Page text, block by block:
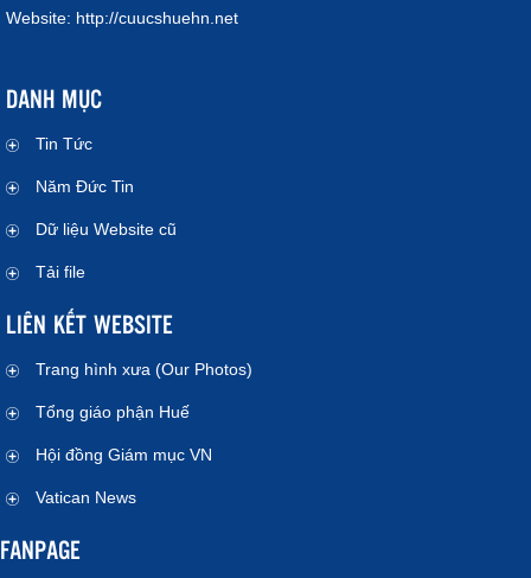
Website: http://cuucshuehn.net
DANH MỤC
Tin Tức
Năm Đức Tin
Dữ liệu Website cũ
Tải file
LIÊN KẾT WEBSITE
Trang hình xưa (Our Photos)
Tổng giáo phận Huế
Hội đồng Giám mục VN
Vatican News
FANPAGE